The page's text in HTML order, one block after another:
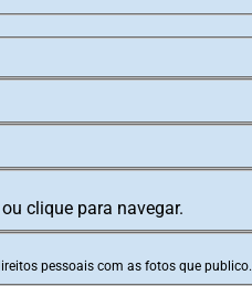
clique para navegar.
pessoais com as fotos que publico.